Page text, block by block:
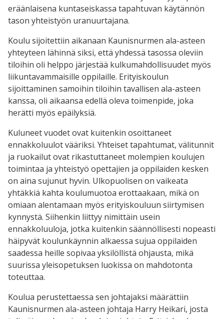
eräänlaisena kuntaseiskassa tapahtuvan käytännön
tason yhteistyön uranuurtajana.
Koulu sijoitettiin aikanaan Kaunisnurmen ala-asteen
yhteyteen lähinnä siksi, että yhdessä tasossa oleviin
tiloihin oli helppo järjestää kulkumahdollisuudet myös
liikuntavammaisille oppilaille. Erityiskoulun
sijoittaminen samoihin tiloihin tavallisen ala-asteen
kanssa, oli aikaansa edellä oleva toimenpide, joka
herätti myös epäilyksiä.
Kuluneet vuodet ovat kuitenkin osoittaneet
ennakkoluulot vääriksi. Yhteiset tapahtumat, välitunnit
ja ruokailut ovat rikastuttaneet molempien koulujen
toimintaa ja yhteistyö opettajien ja oppilaiden kesken
on aina sujunut hyvin. Ulkopuolisen on vaikeata
yhtäkkiä kahta koulumuotoa erottaakaan, mikä on
omiaan alentamaan myös erityiskouluun siirtymisen
kynnystä. Siihenkin liittyy nimittäin usein
ennakkoluuloja, jotka kuitenkin säännöllisesti nopeasti
häipyvät koulunkäynnin alkaessa sujua oppilaiden
saadessa heille sopivaa yksilöllistä ohjausta, mikä
suurissa yleisopetuksen luokissa on mahdotonta
toteuttaa.
Koulua perustettaessa sen johtajaksi määrättiin
Kaunisnurmen ala-asteen johtaja Harry Heikari, josta